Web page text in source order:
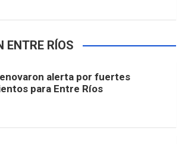
ENTRE RÍOS
alerta por fuertes
para Entre Ríos